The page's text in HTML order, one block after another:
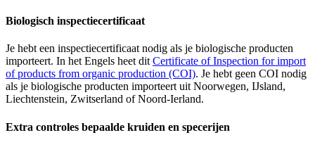
Biologisch inspectiecertificaat
Je hebt een inspectiecertificaat nodig als je biologische producten
importeert. In het Engels heet ditCertificate of Inspection for import
of products from organic production (COI). Je hebt geen COI nodig
als je biologische producten importeert uit Noorwegen, IJsland,
Liechtenstein, Zwitserland of Noord-Ierland.
Extra controles bepaalde kruiden en specerijen